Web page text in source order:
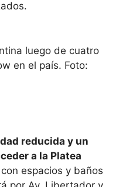
reducida y un
a la Platea
espacios y baños